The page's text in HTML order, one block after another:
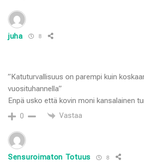
juha 8
”Katuturvallisuus on parempi kuin
vuosituhannella”
Enpä usko että kovin moni kansalainen
0 Vastaa
Sensuroimaton Totuus 8